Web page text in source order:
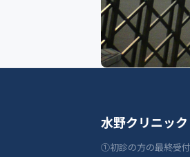
水野クリニック
①初診の方の最終受